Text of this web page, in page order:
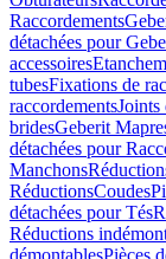
Raccordements
détachées pour
accessoires
tubesFixations de
raccordementsJoints
bridesGeberit
détachées pour
Manchons
RéductionsCoudes
détachées pour Tés
Réductions
démontablesPièces